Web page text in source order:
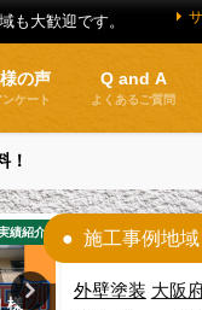
も大歓迎です。
の声
ケート
Q and A
よくあるご質問
！
績紹介
様
外壁塗装 施工例
施工事例地域
外壁塗装 大阪